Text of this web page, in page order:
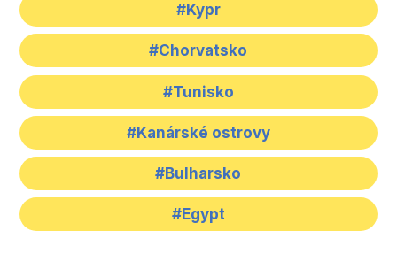
#Kypr
#Chorvatsko
#Tunisko
#Kanárské ostrovy
#Bulharsko
#Egypt